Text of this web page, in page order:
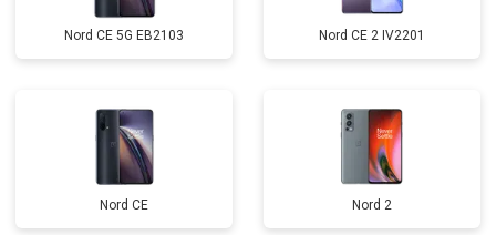
Nord CE 5G EB2103 Nord CE 2 IV2201
Nord CE Nord 2